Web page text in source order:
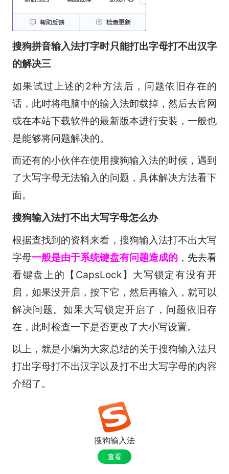
搜狗拼音输入法打字时只能打出字母打不出汉字
的解决三
如果试过上述的2种方法后，问题依旧存在的
话，此时将电脑中的输入法卸载掉，然后去官网
或在本站下载软件的最新版本进行安装，一般也
是能够将问题解决的。
而还有的小伙伴在使用搜狗输入法的时候，遇到
了大写字母无法输入的问题，具体解决方法看下
面。
搜狗输入法打不出大写字母怎么办
根据查找到的资料来看，搜狗输入法打不出大写
字母一般是由于系统键盘有问题造成的，先去看
看键盘上的【CapsLock】大写锁定有没有开
启，如果没开启，按下它，然后再输入，就可以
解决问题。如果大写锁定开启了，问题依旧存
在，此时检查一下是否更改了大小写设置。
以上，就是小编为大家总结的关于搜狗输入法只
打出字母打不出汉字以及打不出大写字母的内容
介绍了。
搜狗输入法
查看